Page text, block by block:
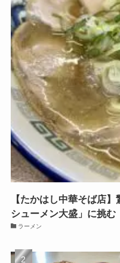
【たかはし中華そば店
シューメン大盛」に挑む
ラーメン